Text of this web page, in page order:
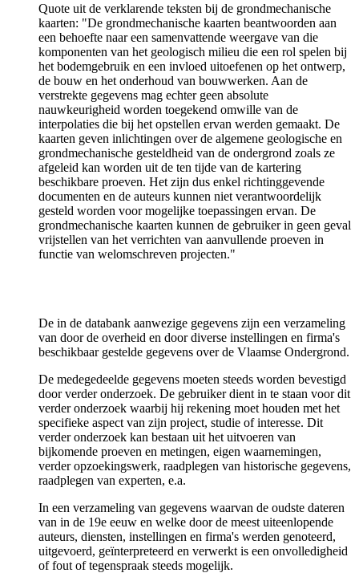
Quote uit de verklarende teksten bij de grondmechanische
kaarten: "De grondmechanische kaarten beantwoorden aan
een behoefte naar een samenvattende weergave van die
komponenten van het geologisch milieu die een rol spelen bij
het bodemgebruik en een invloed uitoefenen op het ontwerp,
de bouw en het onderhoud van bouwwerken. Aan de
verstrekte gegevens mag echter geen absolute
nauwkeurigheid worden toegekend omwille van de
interpolaties die bij het opstellen ervan werden gemaakt. De
kaarten geven inlichtingen over de algemene geologische en
grondmechanische gesteldheid van de ondergrond zoals ze
afgeleid kan worden uit de ten tijde van de kartering
beschikbare proeven. Het zijn dus enkel richtinggevende
documenten en de auteurs kunnen niet verantwoordelijk
gesteld worden voor mogelijke toepassingen ervan. De
grondmechanische kaarten kunnen de gebruiker in geen geval
vrijstellen van het verrichten van aanvullende proeven in
functie van welomschreven projecten."
De in de databank aanwezige gegevens zijn een verzameling
van door de overheid en door diverse instellingen en firma's
beschikbaar gestelde gegevens over de Vlaamse Ondergrond.
De medegedeelde gegevens moeten steeds worden bevestigd
door verder onderzoek. De gebruiker dient in te staan voor dit
verder onderzoek waarbij hij rekening moet houden met het
specifieke aspect van zijn project, studie of interesse. Dit
verder onderzoek kan bestaan uit het uitvoeren van
bijkomende proeven en metingen, eigen waarnemingen,
verder opzoekingswerk, raadplegen van historische gegevens,
raadplegen van experten, e.a.
In een verzameling van gegevens waarvan de oudste dateren
van in de 19e eeuw en welke door de meest uiteenlopende
auteurs, diensten, instellingen en firma's werden genoteerd,
uitgevoerd, geïnterpreteerd en verwerkt is een onvolledigheid
of fout of tegenspraak steeds mogelijk.